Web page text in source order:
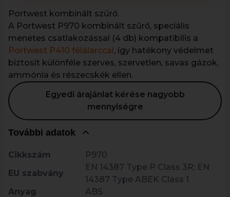
Portwest kombinált szűrő.
A Portwest P970 kombinált szűrő, speciális
menetes csatlakozással (4 db) kompatibilis a
Portwest P410 félálarccal, így hatékony védelmet
biztosít különféle szerves, szervetlen, savas gázok,
ammónia és részecskék ellen.
Egyedi árajánlat kérése nagyobb
mennyiségre
További adatok
Cikkszám
P970
EU szabvány
EN 14387 Type P Class 3R; EN
14387 Type ABEK Class 1
Anyag
ABS